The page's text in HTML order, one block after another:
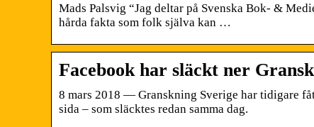
Mads Palsvig “Jag deltar på Svenska Bok- &
hårda fakta som folk själva kan …
Facebook har släckt ner
8 mars 2018 — Granskning Sverige har tidigare
sida – som släcktes redan samma dag.